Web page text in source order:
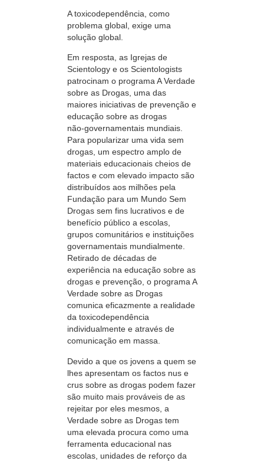
A toxicodependência, como
problema global, exige uma
solução global.
Em resposta, as Igrejas de
Scientology e os Scientologists
patrocinam o programa A Verdade
sobre as Drogas, uma das
maiores iniciativas de prevenção e
educação sobre as drogas
não‑governamentais mundiais.
Para popularizar uma vida sem
drogas, um espectro amplo de
materiais educacionais cheios de
factos e com elevado impacto são
distribuídos aos milhões pela
Fundação para um Mundo Sem
Drogas sem fins lucrativos e de
benefício público a escolas,
grupos comunitários e instituições
governamentais mundialmente.
Retirado de décadas de
experiência na educação sobre as
drogas e prevenção, o programa A
Verdade sobre as Drogas
comunica eficazmente a realidade
da toxicodependência
individualmente e através de
comunicação em massa.
Devido a que os jovens a quem se
lhes apresentam os factos nus e
crus sobre as drogas podem fazer
são muito mais prováveis de as
rejeitar por eles mesmos, a
Verdade sobre as Drogas tem
uma elevada procura como uma
ferramenta educacional nas
escolas, unidades de reforço da